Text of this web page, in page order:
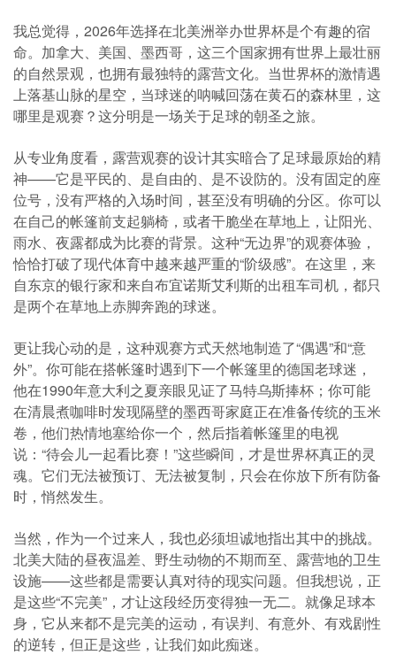
我总觉得，2026年选择在北美洲举办世界杯是个有趣的宿
命。加拿大、美国、墨西哥，这三个国家拥有世界上最壮丽
的自然景观，也拥有最独特的露营文化。当世界杯的激情遇
上落基山脉的星空，当球迷的呐喊回荡在黄石的森林里，这
哪里是观赛？这分明是一场关于足球的朝圣之旅。
从专业角度看，露营观赛的设计其实暗合了足球最原始的精
神——它是平民的、是自由的、是不设防的。没有固定的座
位号，没有严格的入场时间，甚至没有明确的分区。你可以
在自己的帐篷前支起躺椅，或者干脆坐在草地上，让阳光、
雨水、夜露都成为比赛的背景。这种“无边界”的观赛体验，
恰恰打破了现代体育中越来越严重的“阶级感”。在这里，来
自东京的银行家和来自布宜诺斯艾利斯的出租车司机，都只
是两个在草地上赤脚奔跑的球迷。
更让我心动的是，这种观赛方式天然地制造了“偶遇”和“意
外”。你可能在搭帐篷时遇到下一个帐篷里的德国老球迷，
他在1990年意大利之夏亲眼见证了马特乌斯捧杯；你可能
在清晨煮咖啡时发现隔壁的墨西哥家庭正在准备传统的玉米
卷，他们热情地塞给你一个，然后指着帐篷里的电视
说：“待会儿一起看比赛！”这些瞬间，才是世界杯真正的灵
魂。它们无法被预订、无法被复制，只会在你放下所有防备
时，悄然发生。
当然，作为一个过来人，我也必须坦诚地指出其中的挑战。
北美大陆的昼夜温差、野生动物的不期而至、露营地的卫生
设施——这些都是需要认真对待的现实问题。但我想说，正
是这些“不完美”，才让这段经历变得独一无二。就像足球本
身，它从来都不是完美的运动，有误判、有意外、有戏剧性
的逆转，但正是这些，让我们如此痴迷。